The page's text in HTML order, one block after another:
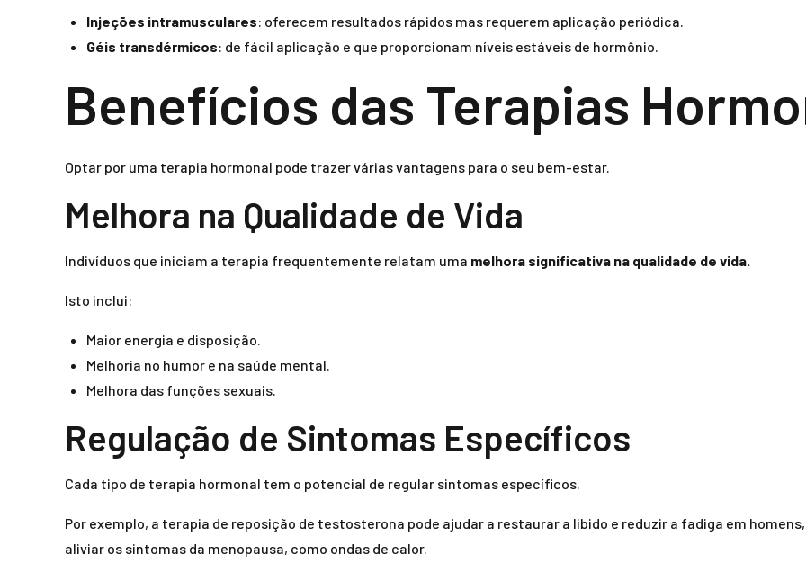
Injeções intramusculares: oferecem resultados rápidos mas requerem aplicação periódica.
Géis transdérmicos: de fácil aplicação e que proporcionam níveis estáveis de hormônio.
Benefícios das Terapias
Optar por uma terapia hormonal pode trazer várias vantagens para o seu bem-estar.
Melhora na Qualidade de Vida
Indivíduos que iniciam a terapia frequentemente relatam uma melhora significativa na qualidade de vida.
Isto inclui:
Maior energia e disposição.
Melhoria no humor e na saúde mental.
Melhora das funções sexuais.
Regulação de Sintomas Específicos
Cada tipo de terapia hormonal tem o potencial de regular sintomas específicos.
Por exemplo, a terapia de reposição de testosterona pode ajudar a restaurar a libido e reduzir a fadiga em
aliviar os sintomas da menopausa, como ondas de calor.